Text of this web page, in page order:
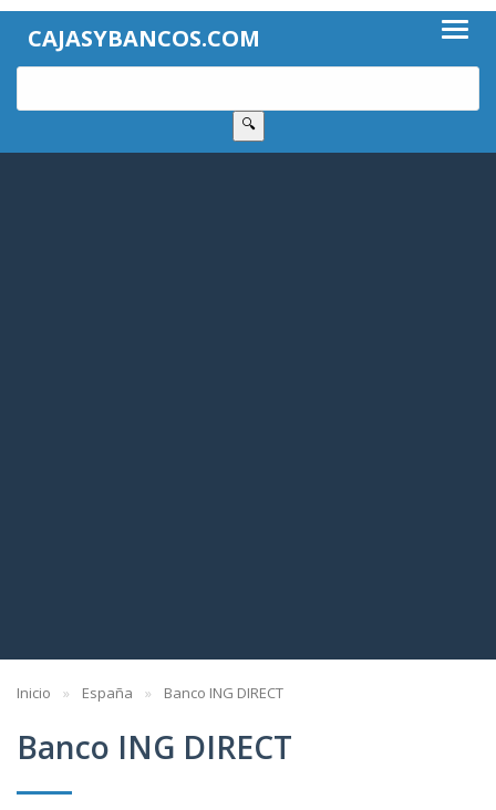
CAJASYBANCOS.COM
🔍
Inicio España Banco ING DIRECT
Banco ING DIRECT